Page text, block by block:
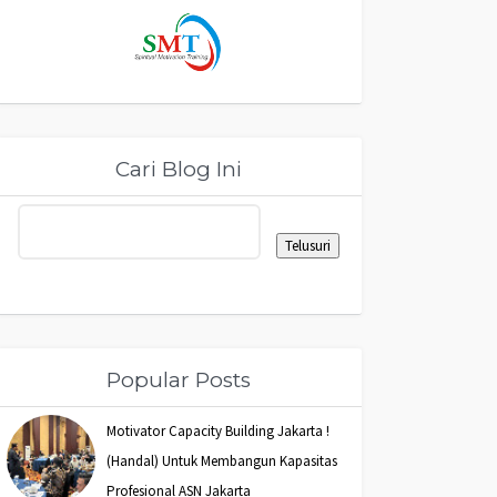
Cari Blog Ini
Popular Posts
Motivator Capacity Building Jakarta !
(Handal) Untuk Membangun Kapasitas
Profesional ASN Jakarta